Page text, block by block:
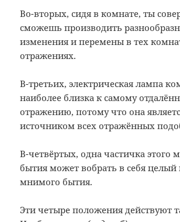
Во-вторых, сидя в комнате, ты
сможешь производить
изменения и перемены в тех
отражениях.
В-третьих, электрическая лампа
наиболее близка к самому
отражению, потому что она
источником всех отражённых
В-четвёртых, одна частичка этого
бытия может вобрать в себя целый
мнимого бытия.
Эти четыре положения действуют